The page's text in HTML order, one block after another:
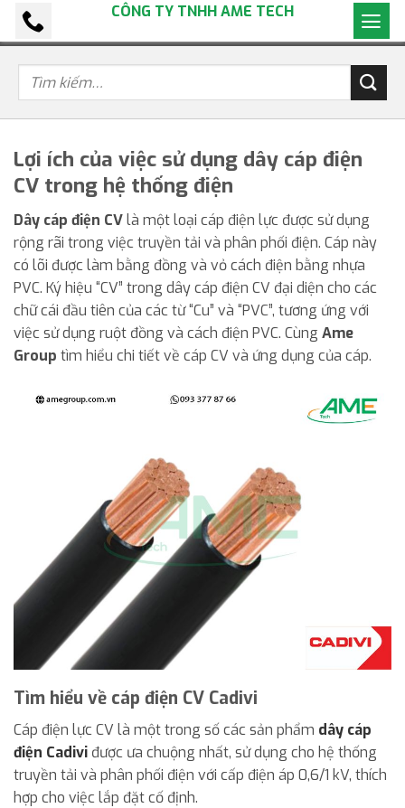
dung
CÔNG TY TNHH AME TECH
Lợi ích của việc sử dụng dây cáp điện
CV trong hệ thống điện
Dây cáp điện CVlà một loại cáp điện lực được sử dụng
rộng rãi trong việc truyền tải và phân phối điện. Cáp này
có lõi được làm bằng đồng và vỏ cách điện bằng nhựa
PVC. Ký hiệu “CV” trong dây cáp điện CV đại diện cho các
chữ cái đầu tiên của các từ “Cu” và “PVC”, tương ứng với
việc sử dụng ruột đồng và cách điện PVC. Cùng Ame
Group tìm hiểu chi tiết về cáp CV và ứng dụng của cáp.
Tìm hiểu về cáp điện CV Cadivi
Cáp điện lực CV là một trong số các sản phẩm dây cáp
điện Cadivi được ưa chuộng nhất, sử dụng cho hệ thống
truyền tải và phân phối điện với cấp điện áp 0,6/1 kV, thích
hợp cho việc lắp đặt cố định.